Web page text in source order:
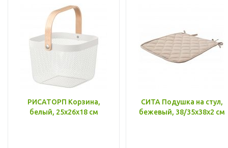
РИСАТОРП Корзина,
белый, 25x26x18 см
СИТА Подушка на стул,
бежевый, 38/35x38x2 см